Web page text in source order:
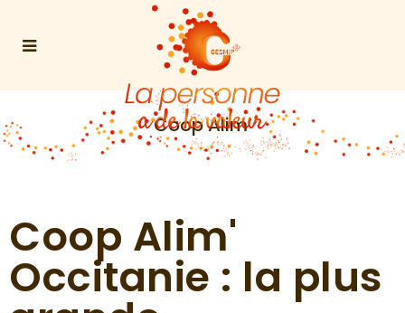
Coop Alim’
Coop Alim'
Occitanie : la plus